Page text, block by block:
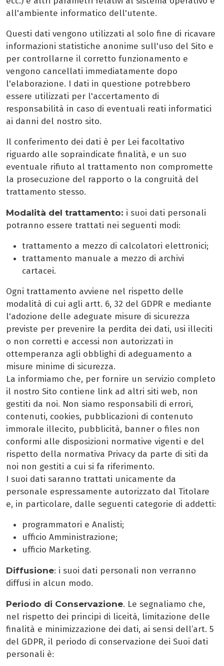
all'ambiente informatico dell'utente.
Questi dati vengono utilizzati al solo fine di ricavare
informazioni statistiche anonime sull'uso del Sito e
per controllarne il corretto funzionamento e
vengono cancellati immediatamente dopo
l'elaborazione. I dati in questione potrebbero
essere utilizzati per l'accertamento di
responsabilità in caso di eventuali reati informatici
ai danni del nostro sito.
Il conferimento dei dati è per Lei facoltativo
riguardo alle sopraindicate finalità, e un suo
eventuale rifiuto al trattamento non compromette
la prosecuzione del rapporto o la congruità del
trattamento stesso.
Modalità del trattamento: i suoi dati personali
potranno essere trattati nei seguenti modi:
trattamento a mezzo di calcolatori elettronici;
trattamento manuale a mezzo di archivi
cartacei.
Ogni trattamento avviene nel rispetto delle
modalità di cui agli artt. 6, 32 del GDPR e mediante
l'adozione delle adeguate misure di sicurezza
previste per prevenire la perdita dei dati, usi illeciti
o non corretti e accessi non autorizzati in
ottemperanza agli obblighi di adeguamento a
misure minime di sicurezza.
La informiamo che, per fornire un servizio completo
il nostro Sito contiene link ad altri siti web, non
gestiti da noi. Non siamo responsabili di errori,
contenuti, cookies, pubblicazioni di contenuto
immorale illecito, pubblicità, banner o files non
conformi alle disposizioni normative vigenti e del
rispetto della normativa Privacy da parte di siti da
noi non gestiti a cui si fa riferimento.
I suoi dati saranno trattati unicamente da
personale espressamente autorizzato dal Titolare
e, in particolare, dalle seguenti categorie di addetti:
programmatori e Analisti;
ufficio Amministrazione;
ufficio Marketing.
Diffusione: i suoi dati personali non verranno
diffusi in alcun modo.
Periodo di Conservazione. Le segnaliamo che,
nel rispetto dei principi di liceità, limitazione delle
finalità e minimizzazione dei dati, ai sensi dell’art. 5
del GDPR, il periodo di conservazione dei Suoi dati
personali è: